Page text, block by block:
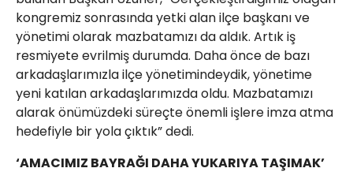
kongremiz sonrasında yetki alan ilçe başkanı ve
yönetimi olarak mazbatamızı da aldık. Artık iş
resmiyete evrilmiş durumda. Daha önce de bazı
arkadaşlarımızla ilçe yönetimindeydik, yönetime
yeni katılan arkadaşlarımızda oldu. Mazbatamızı
alarak önümüzdeki süreçte önemli işlere imza atma
hedefiyle bir yola çıktık” dedi.
‘AMACIMIZ BAYRAĞI DAHA YUKARIYA TAŞIMAK’